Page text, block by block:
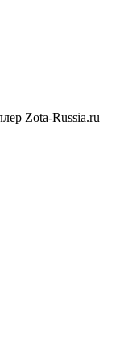
Zota-Russia.ru